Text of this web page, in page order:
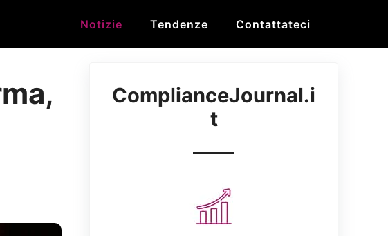
Notizie Tendenze Contattateci
ComplianceJournal.i
t